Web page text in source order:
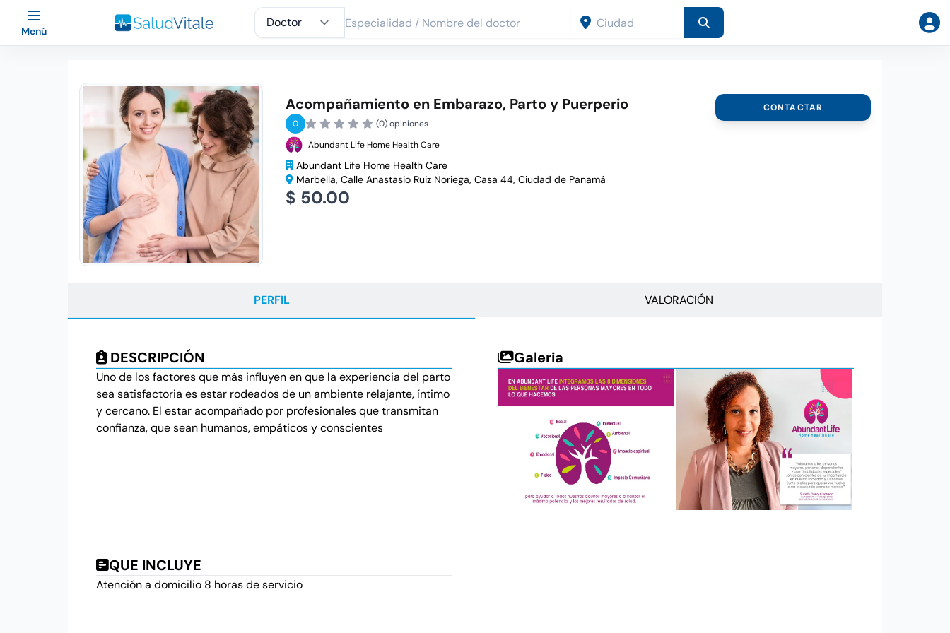
Menú
Acompañamiento en Embarazo, Parto y Puerperio
0
(0) opiniones
Abundant Life Home Health Care
Abundant Life Home Health Care
Marbella, Calle Anastasio Ruiz Noriega, Casa 44, Ciudad de Panamá
$ 50.00
CONTACTAR
PERFIL VALORACIÓN
DESCRIPCIÓN
Uno de los factores que más influyen en que la experiencia del parto
sea satisfactoria es estar rodeados de un ambiente relajante, íntimo
y cercano. El estar acompañado por profesionales que transmitan
confianza, que sean humanos, empáticos y conscientes
Galeria
QUE INCLUYE
Atención a domicilio 8 horas de servicio